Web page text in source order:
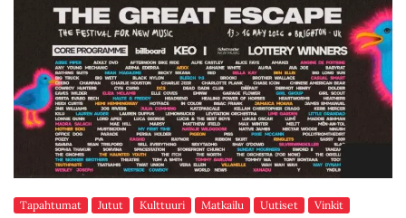
Tapahtumat Jutut Kulttuuri Matkailu Uutiset Vinkit